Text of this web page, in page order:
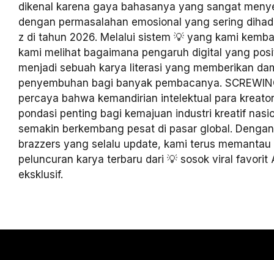
dikenal karena gaya bahasanya yang sangat
dengan permasalahan emosional yang sering
z di tahun 2026. Melalui sistem 💡 yang kami
kami melihat bagaimana pengaruh digital yang
menjadi sebuah karya literasi yang memberikan
penyembuhan bagi banyak pembacanya.
percaya bahwa kemandirian intelektual para
pondasi penting bagi kemajuan industri kreatif
semakin berkembang pesat di pasar global.
brazzers yang selalu update, kami terus
peluncuran karya terbaru dari 💡 sosok viral favorit
eksklusif.